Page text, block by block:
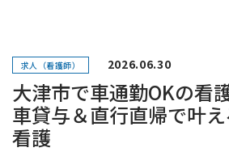
求人（看護師） 2026.06.30
大津市で車通勤OKの看
車貸与＆直行直帰で叶
看護